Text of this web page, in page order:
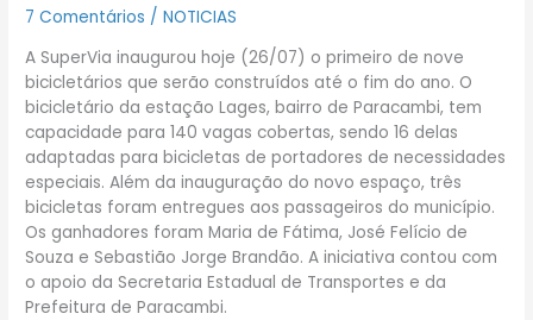
7 Comentários /NOTICIAS
A SuperVia inaugurou hoje (26/07) o primeiro de nove
bicicletários que serão construídos até o fim do ano. O
bicicletário da estação Lages, bairro de Paracambi, tem
capacidade para 140 vagas cobertas, sendo 16 delas
adaptadas para bicicletas de portadores de necessidades
especiais. Além da inauguração do novo espaço, três
bicicletas foram entregues aos passageiros do município.
Os ganhadores foram Maria de Fátima, José Felício de
Souza e Sebastião Jorge Brandão. A iniciativa contou com
o apoio da Secretaria Estadual de Transportes e da
Prefeitura de Paracambi.